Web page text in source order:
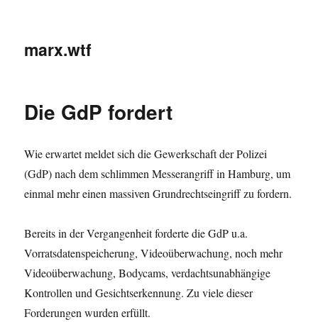
marx.wtf
Die GdP fordert
Wie erwartet meldet sich die Gewerkschaft der Polizei
(GdP) nach dem schlimmen Messerangriff in Hamburg, um
einmal mehr einen massiven Grundrechtseingriff zu fordern.
Bereits in der Vergangenheit forderte die GdP u.a.
Vorratsdatenspeicherung, Videoüberwachung, noch mehr
Videoüberwachung, Bodycams, verdachtsunabhängige
Kontrollen und Gesichtserkennung. Zu viele dieser
Forderungen wurden erfüllt.